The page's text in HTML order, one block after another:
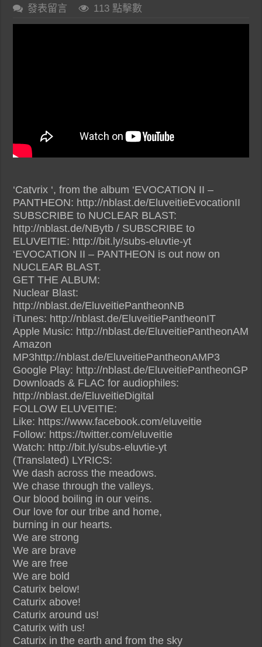
發表留言
113 點擊數
‘Catvrix ‘, from the album ‘EVOCATION II –
PANTHEON: http://nblast.de/EluveitieEvocationII
SUBSCRIBE to NUCLEAR BLAST:
http://nblast.de/NBytb / SUBSCRIBE to
ELUVEITIE: http://bit.ly/subs-eluvtie-yt
‘EVOCATION II – PANTHEON is out now on
NUCLEAR BLAST.
GET THE ALBUM:
Nuclear Blast:
http://nblast.de/EluveitiePantheonNB
iTunes: http://nblast.de/EluveitiePantheonIT
Apple Music: http://nblast.de/EluveitiePantheonAM
Amazon
MP3http://nblast.de/EluveitiePantheonAMP3
Google Play: http://nblast.de/EluveitiePantheonGP
Downloads & FLAC for audiophiles:
http://nblast.de/EluveitieDigital
FOLLOW ELUVEITIE:
Like: https://www.facebook.com/eluveitie
Follow: https://twitter.com/eluveitie
Watch: http://bit.ly/subs-eluvtie-yt
(Translated) LYRICS:
We dash across the meadows.
We chase through the valleys.
Our blood boiling in our veins.
Our love for our tribe and home,
burning in our hearts.
We are strong
We are brave
We are free
We are bold
Caturix below!
Caturix above!
Caturix around us!
Caturix with us!
Caturix in the earth and from the sky